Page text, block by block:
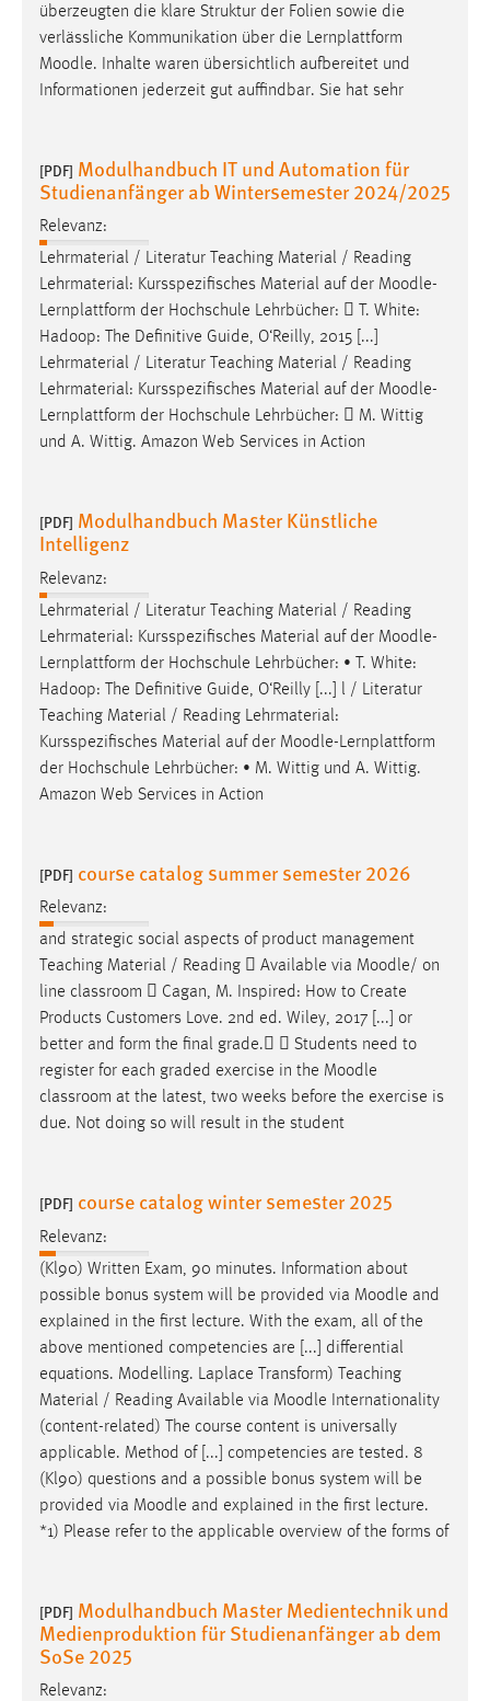
überzeugten die klare Struktur der Folien sowie die
verlässliche Kommunikation über die Lernplattform
Moodle. Inhalte waren übersichtlich aufbereitet und
Informationen jederzeit gut auffindbar. Sie hat sehr
[PDF] Modulhandbuch IT und Automation für
Studienanfänger ab Wintersemester 2024/2025
Relevanz:
Lehrmaterial / Literatur Teaching Material / Reading
Lehrmaterial: Kursspezifisches Material auf der Moodle-
Lernplattform der Hochschule Lehrbücher:  T. White:
Hadoop: The Definitive Guide, O‘Reilly, 2015 [...]
Lehrmaterial / Literatur Teaching Material / Reading
Lehrmaterial: Kursspezifisches Material auf der Moodle-
Lernplattform der Hochschule Lehrbücher:  M. Wittig
und A. Wittig. Amazon Web Services in Action
[PDF] Modulhandbuch Master Künstliche
Intelligenz
Relevanz:
Lehrmaterial / Literatur Teaching Material / Reading
Lehrmaterial: Kursspezifisches Material auf der Moodle-
Lernplattform der Hochschule Lehrbücher: • T. White:
Hadoop: The Definitive Guide, O‘Reilly [...] l / Literatur
Teaching Material / Reading Lehrmaterial:
Kursspezifisches Material auf der Moodle-Lernplattform
der Hochschule Lehrbücher: • M. Wittig und A. Wittig.
Amazon Web Services in Action
[PDF] course catalog summer semester 2026
Relevanz:
and strategic social aspects of product management
Teaching Material / Reading  Available via Moodle/ on
line classroom  Cagan, M. Inspired: How to Create
Products Customers Love. 2nd ed. Wiley, 2017 [...] or
better and form the final grade.  Students need to
register for each graded exercise in the Moodle
classroom at the latest, two weeks before the exercise is
due. Not doing so will result in the student
[PDF] course catalog winter semester 2025
Relevanz:
(Kl90) Written Exam, 90 minutes. Information about
possible bonus system will be provided via Moodle and
explained in the first lecture. With the exam, all of the
above mentioned competencies are [...] differential
equations. Modelling. Laplace Transform) Teaching
Material / Reading Available via Moodle Internationality
(content-related) The course content is universally
applicable. Method of [...] competencies are tested. 8
(Kl90) questions and a possible bonus system will be
provided via Moodle and explained in the first lecture.
*1) Please refer to the applicable overview of the forms of
[PDF] Modulhandbuch Master Medientechnik und
Medienproduktion für Studienanfänger ab dem
SoSe 2025
Relevanz:
EXTERNE MEDIEN
Um Inhalte von Videoplattformen und Social Media
Plattformen anzeigen zu können, werden von diesen
externen Medien Cookies gesetzt.
Vimeo